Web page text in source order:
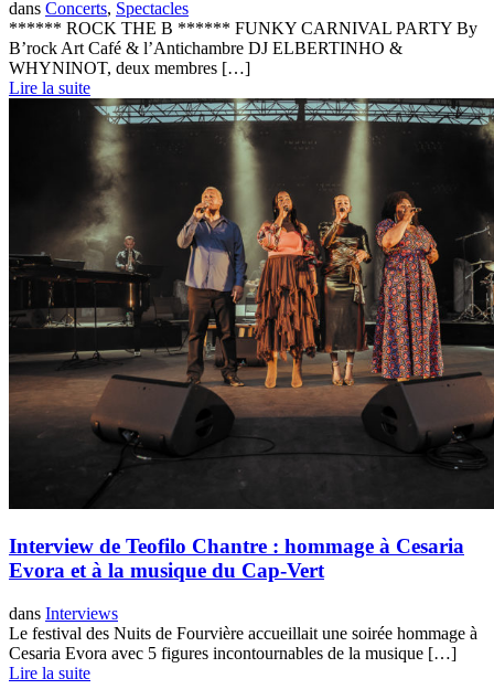
dans Concerts, Spectacles
****** ROCK THE B ****** FUNKY CARNIVAL PARTY By
B’rock Art Café & l’Antichambre DJ ELBERTINHO &
WHYNINOT, deux membres […]
Lire la suite
Interview de Teofilo Chantre : hommage à Cesaria
Evora et à la musique du Cap-Vert
dans Interviews
Le festival des Nuits de Fourvière accueillait une soirée hommage à
Cesaria Evora avec 5 figures incontournables de la musique […]
Lire la suite